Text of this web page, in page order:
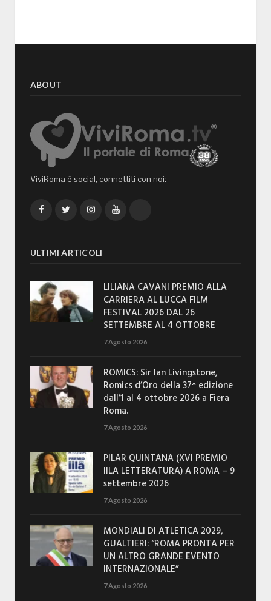
ABOUT
ViviRoma è social, connettiti con noi:
FacebookTwitterInstagramYouTube
ULTIMI ARTICOLI
LILIANA CAVANI PREMIO ALLA
CARRIERA AL LUCCA FILM
FESTIVAL 2026 DAL 26
SETTEMBRE AL 4 OTTOBRE
7 Agosto 2026
ROMICS: Sir Ian Livingstone,
Romics d’Oro della 37^ edizione
dall’1 al 4 ottobre 2026 a Fiera
Roma.
7 Agosto 2026
PILAR QUINTANA (XVI PREMIO
IILA LETTERATURA) A ROMA – 9
settembre 2026
7 Agosto 2026
MONDIALI DI ATLETICA 2029,
GUALTIERI: “ROMA PRONTA PER
UN ALTRO GRANDE EVENTO
INTERNAZIONALE”
7 Agosto 2026